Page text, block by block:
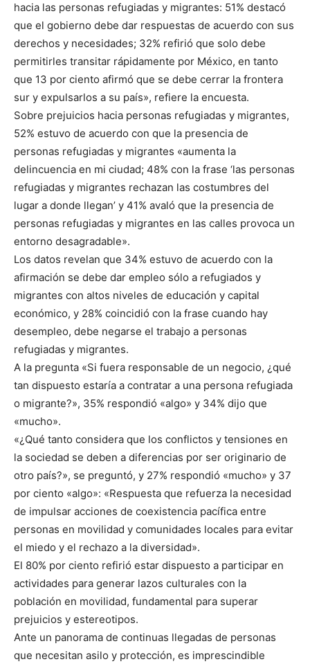
hacia las personas refugiadas y migrantes: 51% destacó
que el gobierno debe dar respuestas de acuerdo con sus
derechos y necesidades; 32% refirió que solo debe
permitirles transitar rápidamente por México, en tanto
que 13 por ciento afirmó que se debe cerrar la frontera
sur y expulsarlos a su país», refiere la encuesta.
Sobre prejuicios hacia personas refugiadas y migrantes,
52% estuvo de acuerdo con que la presencia de
personas refugiadas y migrantes «aumenta la
delincuencia en mi ciudad; 48% con la frase ‘las personas
refugiadas y migrantes rechazan las costumbres del
lugar a donde llegan’ y 41% avaló que la presencia de
personas refugiadas y migrantes en las calles provoca un
entorno desagradable».
Los datos revelan que 34% estuvo de acuerdo con la
afirmación se debe dar empleo sólo a refugiados y
migrantes con altos niveles de educación y capital
económico, y 28% coincidió con la frase cuando hay
desempleo, debe negarse el trabajo a personas
refugiadas y migrantes.
A la pregunta «Si fuera responsable de un negocio, ¿qué
tan dispuesto estaría a contratar a una persona refugiada
o migrante?», 35% respondió «algo» y 34% dijo que
«mucho».
«¿Qué tanto considera que los conflictos y tensiones en
la sociedad se deben a diferencias por ser originario de
otro país?», se preguntó, y 27% respondió «mucho» y 37
por ciento «algo»: «Respuesta que refuerza la necesidad
de impulsar acciones de coexistencia pacífica entre
personas en movilidad y comunidades locales para evitar
el miedo y el rechazo a la diversidad».
El 80% por ciento refirió estar dispuesto a participar en
actividades para generar lazos culturales con la
población en movilidad, fundamental para superar
prejuicios y estereotipos.
Ante un panorama de continuas llegadas de personas
que necesitan asilo y protección, es imprescindible